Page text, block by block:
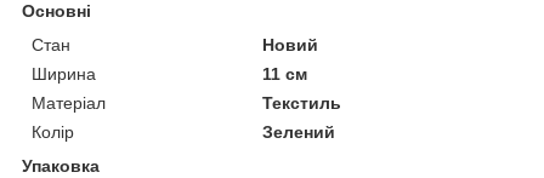
Основні
Стан
Новий
Ширина
11 см
Матеріал
Текстиль
Колір
Зелений
Упаковка